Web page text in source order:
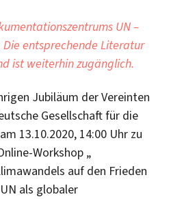
(SDGs)
UN –
entsprechende Literatur
ist weiterhin zugänglich.
Jubiläum der Vereinten
Gesellschaft für die
13.10.2020, 14:00 Uhr zu
Workshop „
auf den Frieden
als globaler